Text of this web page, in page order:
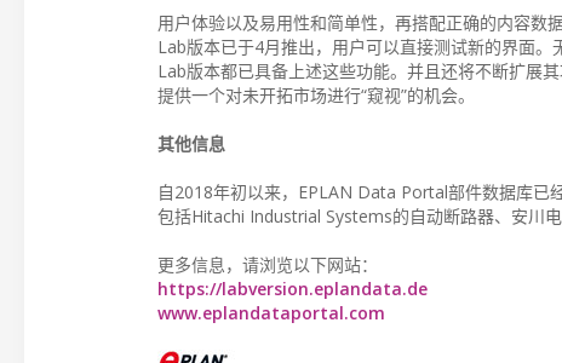
用户体验以及易用性和简单性，再搭配正确的内容
Lab版本已于4月推出，用户可以直接测试新的界面
Lab版本都已具备上述这些功能。并且还将不断扩展
提供一个对未开拓市场进行“窥视”的机会。
其他信息
自2018年初以来，EPLAN Data Portal部件数据库已
包括Hitachi Industrial Systems的自动断路器、安川
更多信息，请浏览以下网站：
https://labversion.eplandata.de
www.eplandataportal.com